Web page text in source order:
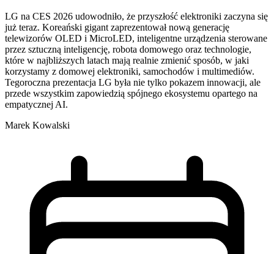
LG na CES 2026 udowodniło, że przyszłość elektroniki zaczyna się
już teraz. Koreański gigant zaprezentował nową generację
telewizorów OLED i MicroLED, inteligentne urządzenia sterowane
przez sztuczną inteligencję, robota domowego oraz technologie,
które w najbliższych latach mają realnie zmienić sposób, w jaki
korzystamy z domowej elektroniki, samochodów i multimediów.
Tegoroczna prezentacja LG była nie tylko pokazem innowacji, ale
przede wszystkim zapowiedzią spójnego ekosystemu opartego na
empatycznej AI.
Marek Kowalski